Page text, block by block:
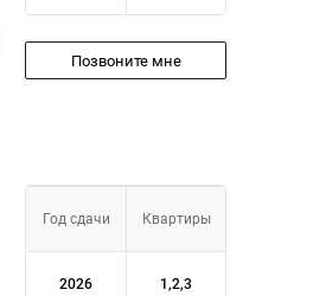
Позвоните мне
Год сдачи Квартиры
2026 1,2,3